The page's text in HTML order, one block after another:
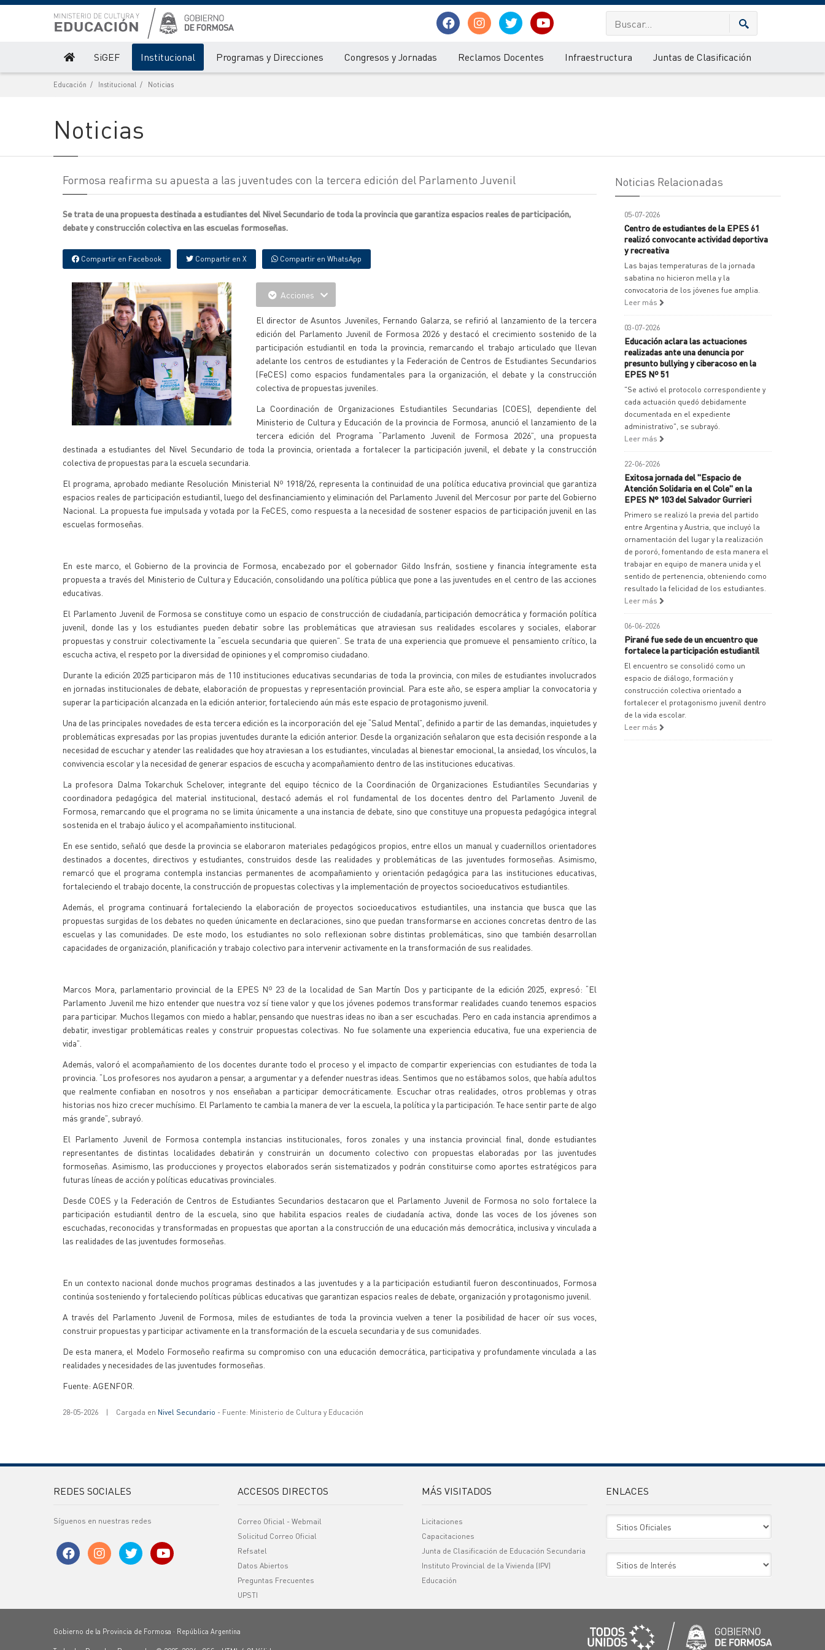
SiGEF Institucional Programas y Direcciones Congresos y Jornadas Reclamos Docentes Infraestructura Juntas de Clasificación
Educación Institucional Noticias
Noticias
Formosa reafirma su apuesta a las juventudes con la tercera edición del Parlamento Juvenil
Se trata de una propuesta destinada a estudiantes del Nivel Secundario de toda la provincia que garantiza espacios reales de participación,
debate y construcción colectiva en las escuelas formoseñas.
Compartir en Facebook Compartir en X Compartir en WhatsApp
Acciones
El director de Asuntos Juveniles, Fernando Galarza, se refirió al lanzamiento de la tercera
edición del Parlamento Juvenil de Formosa 2026 y destacó el crecimiento sostenido de la
participación estudiantil en toda la provincia, remarcando el trabajo articulado que llevan
adelante los centros de estudiantes y la Federación de Centros de Estudiantes Secundarios
(FeCES) como espacios fundamentales para la organización, el debate y la construcción
colectiva de propuestas juveniles.
La Coordinación de Organizaciones Estudiantiles Secundarias (COES), dependiente del
Ministerio de Cultura y Educación de la provincia de Formosa, anunció el lanzamiento de la
tercera edición del Programa “Parlamento Juvenil de Formosa 2026”, una propuesta
destinada a estudiantes del Nivel Secundario de toda la provincia, orientada a fortalecer la participación juvenil, el debate y la construcción
colectiva de propuestas para la escuela secundaria.
El programa, aprobado mediante Resolución Ministerial Nº 1918/26, representa la continuidad de una política educativa provincial que garantiza
espacios reales de participación estudiantil, luego del desfinanciamiento y eliminación del Parlamento Juvenil del Mercosur por parte del Gobierno
Nacional. La propuesta fue impulsada y votada por la FeCES, como respuesta a la necesidad de sostener espacios de participación juvenil en las
escuelas formoseñas.
En este marco, el Gobierno de la provincia de Formosa, encabezado por el gobernador Gildo Insfrán, sostiene y financia íntegramente esta
propuesta a través del Ministerio de Cultura y Educación, consolidando una política pública que pone a las juventudes en el centro de las acciones
educativas.
El Parlamento Juvenil de Formosa se constituye como un espacio de construcción de ciudadanía, participación democrática y formación política
juvenil, donde las y los estudiantes pueden debatir sobre las problemáticas que atraviesan sus realidades escolares y sociales, elaborar
propuestas y construir colectivamente la “escuela secundaria que quieren”. Se trata de una experiencia que promueve el pensamiento crítico, la
escucha activa, el respeto por la diversidad de opiniones y el compromiso ciudadano.
Durante la edición 2025 participaron más de 110 instituciones educativas secundarias de toda la provincia, con miles de estudiantes involucrados
en jornadas institucionales de debate, elaboración de propuestas y representación provincial. Para este año, se espera ampliar la convocatoria y
superar la participación alcanzada en la edición anterior, fortaleciendo aún más este espacio de protagonismo juvenil.
Una de las principales novedades de esta tercera edición es la incorporación del eje “Salud Mental”, definido a partir de las demandas, inquietudes y
problemáticas expresadas por las propias juventudes durante la edición anterior. Desde la organización señalaron que esta decisión responde a la
necesidad de escuchar y atender las realidades que hoy atraviesan a los estudiantes, vinculadas al bienestar emocional, la ansiedad, los vínculos, la
convivencia escolar y la necesidad de generar espacios de escucha y acompañamiento dentro de las instituciones educativas.
La profesora Dalma Tokarchuk Schelover, integrante del equipo técnico de la Coordinación de Organizaciones Estudiantiles Secundarias y
coordinadora pedagógica del material institucional, destacó además el rol fundamental de los docentes dentro del Parlamento Juvenil de
Formosa, remarcando que el programa no se limita únicamente a una instancia de debate, sino que constituye una propuesta pedagógica integral
sostenida en el trabajo áulico y el acompañamiento institucional.
En ese sentido, señaló que desde la provincia se elaboraron materiales pedagógicos propios, entre ellos un manual y cuadernillos orientadores
destinados a docentes, directivos y estudiantes, construidos desde las realidades y problemáticas de las juventudes formoseñas. Asimismo,
remarcó que el programa contempla instancias permanentes de acompañamiento y orientación pedagógica para las instituciones educativas,
fortaleciendo el trabajo docente, la construcción de propuestas colectivas y la implementación de proyectos socioeducativos estudiantiles.
Además, el programa continuará fortaleciendo la elaboración de proyectos socioeducativos estudiantiles, una instancia que busca que las
propuestas surgidas de los debates no queden únicamente en declaraciones, sino que puedan transformarse en acciones concretas dentro de las
escuelas y las comunidades. De este modo, los estudiantes no solo reflexionan sobre distintas problemáticas, sino que también desarrollan
capacidades de organización, planificación y trabajo colectivo para intervenir activamente en la transformación de sus realidades.
Marcos Mora, parlamentario provincial de la EPES Nº 23 de la localidad de San Martín Dos y participante de la edición 2025, expresó: “El
Parlamento Juvenil me hizo entender que nuestra voz sí tiene valor y que los jóvenes podemos transformar realidades cuando tenemos espacios
para participar. Muchos llegamos con miedo a hablar, pensando que nuestras ideas no iban a ser escuchadas. Pero en cada instancia aprendimos a
debatir, investigar problemáticas reales y construir propuestas colectivas. No fue solamente una experiencia educativa, fue una experiencia de
vida”.
Además, valoró el acompañamiento de los docentes durante todo el proceso y el impacto de compartir experiencias con estudiantes de toda la
provincia. “Los profesores nos ayudaron a pensar, a argumentar y a defender nuestras ideas. Sentimos que no estábamos solos, que había adultos
que realmente confiaban en nosotros y nos enseñaban a participar democráticamente. Escuchar otras realidades, otros problemas y otras
historias nos hizo crecer muchísimo. El Parlamento te cambia la manera de ver la escuela, la política y la participación. Te hace sentir parte de algo
más grande”, subrayó.
El Parlamento Juvenil de Formosa contempla instancias institucionales, foros zonales y una instancia provincial final, donde estudiantes
representantes de distintas localidades debatirán y construirán un documento colectivo con propuestas elaboradas por las juventudes
formoseñas. Asimismo, las producciones y proyectos elaborados serán sistematizados y podrán constituirse como aportes estratégicos para
futuras líneas de acción y políticas educativas provinciales.
Desde COES y la Federación de Centros de Estudiantes Secundarios destacaron que el Parlamento Juvenil de Formosa no solo fortalece la
participación estudiantil dentro de la escuela, sino que habilita espacios reales de ciudadanía activa, donde las voces de los jóvenes son
escuchadas, reconocidas y transformadas en propuestas que aportan a la construcción de una educación más democrática, inclusiva y vinculada a
las realidades de las juventudes formoseñas.
En un contexto nacional donde muchos programas destinados a las juventudes y a la participación estudiantil fueron descontinuados, Formosa
continúa sosteniendo y fortaleciendo políticas públicas educativas que garantizan espacios reales de debate, organización y protagonismo juvenil.
A través del Parlamento Juvenil de Formosa, miles de estudiantes de toda la provincia vuelven a tener la posibilidad de hacer oír sus voces,
construir propuestas y participar activamente en la transformación de la escuela secundaria y de sus comunidades.
De esta manera, el Modelo Formoseño reafirma su compromiso con una educación democrática, participativa y profundamente vinculada a las
realidades y necesidades de las juventudes formoseñas.
Fuente: AGENFOR.
28-05-2026 | Cargada en Nivel Secundario - Fuente: Ministerio de Cultura y Educación
Noticias Relacionadas
05-07-2026
Centro de estudiantes de la EPES 61
realizó convocante actividad deportiva
y recreativa
Las bajas temperaturas de la jornada
sabatina no hicieron mella y la
convocatoria de los jóvenes fue amplia.
Leer más
03-07-2026
Educación aclara las actuaciones
realizadas ante una denuncia por
presunto bullying y ciberacoso en la
EPES Nº 51
"Se activó el protocolo correspondiente y
cada actuación quedó debidamente
documentada en el expediente
administrativo", se subrayó.
Leer más
22-06-2026
Exitosa jornada del "Espacio de
Atención Solidaria en el Cole" en la
EPES N° 103 del Salvador Gurrieri
Primero se realizó la previa del partido
entre Argentina y Austria, que incluyó la
ornamentación del lugar y la realización
de pororó, fomentando de esta manera el
trabajar en equipo de manera unida y el
sentido de pertenencia, obteniendo como
resultado la felicidad de los estudiantes.
Leer más
06-06-2026
Pirané fue sede de un encuentro que
fortalece la participación estudiantil
El encuentro se consolidó como un
espacio de diálogo, formación y
construcción colectiva orientado a
fortalecer el protagonismo juvenil dentro
de la vida escolar.
Leer más
REDES SOCIALES
Síguenos en nuestras redes
ACCESOS DIRECTOS
Correo Oficial - Webmail
Solicitud Correo Oficial
Refsatel
Datos Abiertos
Preguntas Frecuentes
UPSTI
MÁS VISITADOS
Licitaciones
Capacitaciones
Junta de Clasificación de Educación Secundaria
Instituto Provincial de la Vivienda (IPV)
Educación
ENLACES
Gobierno de la Provincia de Formosa · República Argentina